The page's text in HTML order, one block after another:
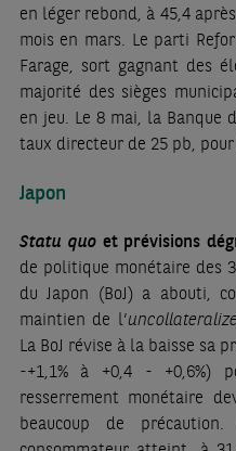
en léger rebond, à 45,4
mois en mars. Le parti
Farage, sort gagnant des
majorité des sièges
en jeu. Le 8 mai, la Banque
taux directeur de 25 pb,
Japon
Statu quoet prévisions
de politique monétaire des
du Japon (BoJ) a abouti,
maintien de l’
La BoJ révise à la baisse sa
-+1,1% à +0,4 - +0,6%)
resserrement monétaire
beaucoup de